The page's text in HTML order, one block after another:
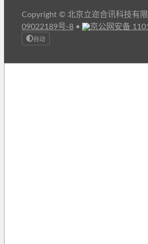
Copyright © 北京立迩合讯科技有限
09022189号-8 • 京公网安备
自动